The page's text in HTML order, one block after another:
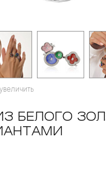
БЕЛОГО